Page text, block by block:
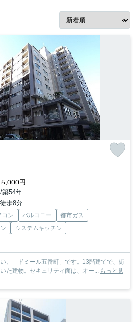
円
築54年
歩8分
コン バルコニー
都市ガス
システムキッチン
、「ドミール五番町」です。13階建てで、街
た建物。セキュリティ面は、オー... もっと見